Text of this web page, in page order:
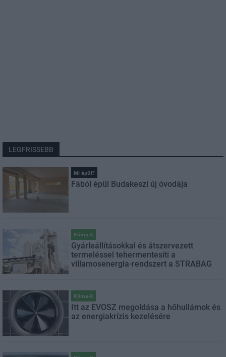
LEGFRISSEBB
Mi épül?
Fából épül Budakeszi új óvodája
Klíma-X
Gyárleállításokkal és átszervezett
termeléssel tehermentesíti a
villamosenergia-rendszert a STRABAG
Klíma-X
Itt az ÉVOSZ megoldása a hőhullámok és
az energiakrízis kezelésére